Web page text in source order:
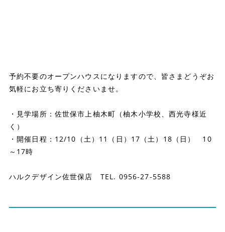
予約不要のオープンハウスになりますので、皆さまどうぞお
気軽にお立ち寄りくださいませ。
・見学場所：佐世保市上柚木町（柚木小学校、西光寺様近
く）
・開催日程：12/10（土）11（日）17（土）18（日） 10
～17時
ハルクデザイン佐世保店 TEL. 0956-27-5588